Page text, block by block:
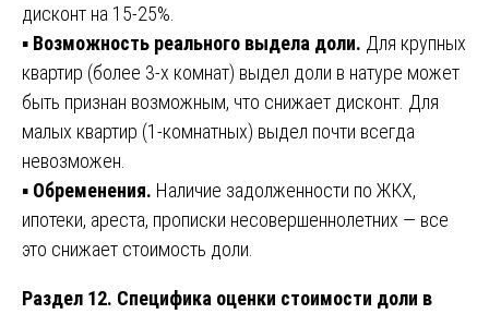
дисконт на 15-25%.
▪️ Возможность реального выдела доли. Для крупных
квартир (более 3-х комнат) выдел доли в натуре может
быть признан возможным, что снижает дисконт. Для
малых квартир (1-комнатных) выдел почти всегда
невозможен.
▪️ Обременения. Наличие задолженности по ЖКХ,
ипотеки, ареста, прописки несовершеннолетних — все
это снижает стоимость доли.
Раздел 12. Специфика оценки стоимости доли в